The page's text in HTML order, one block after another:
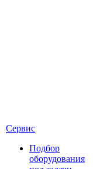
Сервис
Подбор
оборудования